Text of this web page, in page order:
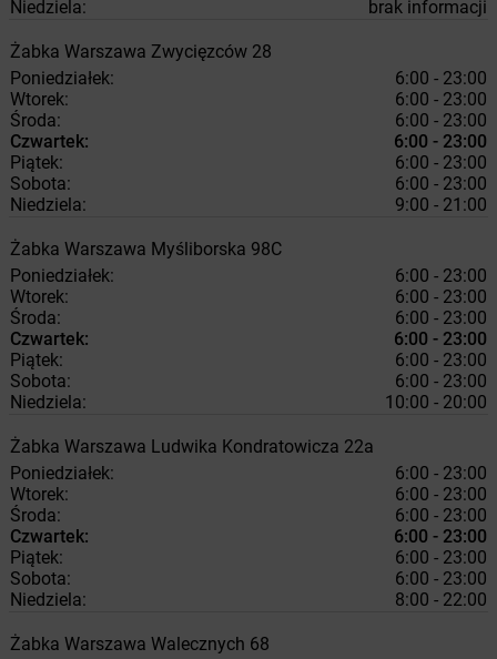
Niedziela: brak informacji
Żabka Warszawa Zwycięzców 28
Poniedziałek:
6:00 - 23:00
Wtorek:
6:00 - 23:00
Środa:
6:00 - 23:00
Czwartek:
6:00 - 23:00
Piątek:
6:00 - 23:00
Sobota:
6:00 - 23:00
Niedziela:
9:00 - 21:00
Żabka Warszawa Myśliborska 98C
Poniedziałek:
6:00 - 23:00
Wtorek:
6:00 - 23:00
Środa:
6:00 - 23:00
Czwartek:
6:00 - 23:00
Piątek:
6:00 - 23:00
Sobota:
6:00 - 23:00
Niedziela:
10:00 - 20:00
Żabka Warszawa Ludwika Kondratowicza 22a
Poniedziałek:
6:00 - 23:00
Wtorek:
6:00 - 23:00
Środa:
6:00 - 23:00
Czwartek:
6:00 - 23:00
Piątek:
6:00 - 23:00
Sobota:
6:00 - 23:00
Niedziela:
8:00 - 22:00
Żabka Warszawa Walecznych 68